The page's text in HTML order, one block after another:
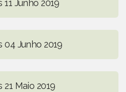
Junho 2019
04 Junho 2019
Maio 2019